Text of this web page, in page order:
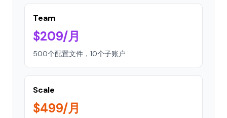
Team
$209/月
500个配置文件，10个子账户
Scale
$499/月